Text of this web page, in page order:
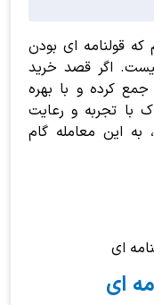
که قولنامه ای بودن
اگر قصد خرید
جمع کرده و با بهره
با تجربه و رعایت
به این معامله گام
ای
ای